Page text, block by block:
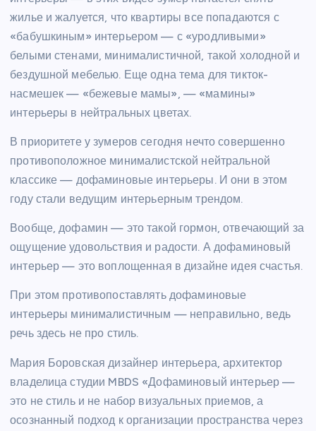
жилье и жалуется, что квартиры все попадаются с
«бабушкиным» интерьером — с «уродливыми»
белыми стенами, минималистичной, такой холодной и
бездушной мебелью. Еще одна тема для тикток-
насмешек — «бежевые мамы», — «мамины»
интерьеры в нейтральных цветах.
В приоритете у зумеров сегодня нечто совершенно
противоположное минималистской нейтральной
классике — дофаминовые интерьеры. И они в этом
году стали ведущим интерьерным трендом.
Вообще, дофамин — это такой гормон, отвечающий за
ощущение удовольствия и радости. А дофаминовый
интерьер — это воплощенная в дизайне идея счастья.
При этом противопоставлять дофаминовые
интерьеры минималистичным — неправильно, ведь
речь здесь не про стиль.
Мария Боровская дизайнер интерьера, архитектор
владелица студии MBDS «Дофаминовый интерьер —
это не стиль и не набор визуальных приемов, а
осознанный подход к организации пространства через